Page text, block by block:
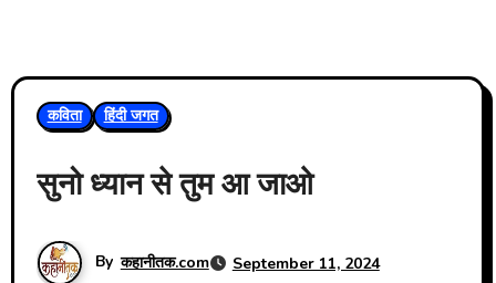
कविता हिंदी जगत
सुनो ध्यान से तुम आ जाओ
By कहानीतक.com September 11, 2024